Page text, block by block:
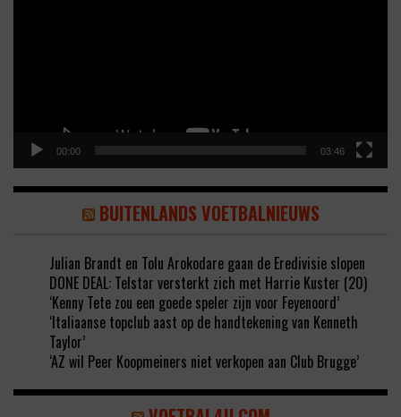
00:00 03:46
BUITENLANDS VOETBALNIEUWS
Julian Brandt en Tolu Arokodare gaan de Eredivisie slopen
DONE DEAL: Telstar versterkt zich met Harrie Kuster (20)
‘Kenny Tete zou een goede speler zijn voor Feyenoord’
‘Italiaanse topclub aast op de handtekening van Kenneth
Taylor’
‘AZ wil Peer Koopmeiners niet verkopen aan Club Brugge’